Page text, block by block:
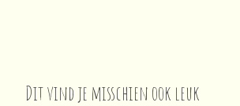
Dit vind je misschien ook leuk